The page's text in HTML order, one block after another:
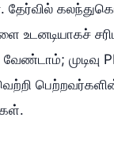
தேர்வில்
உடனடியாகச்
முடிவு